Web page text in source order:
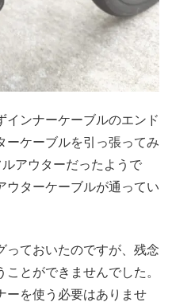
インナーケーブルのエンド
ーケーブルを引っ張ってみ
アウターだったようで
ウターケーブルが通ってい
っておいたのですが、残念
とができませんでした。
ーを使う必要はありませ